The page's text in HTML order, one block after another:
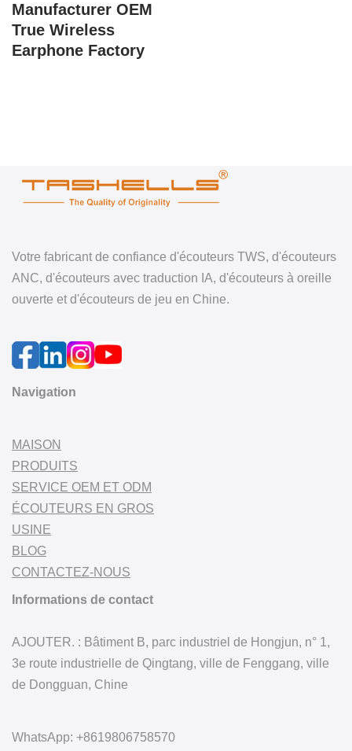
Manufacturer OEM
True Wireless
Earphone Factory
Votre fabricant de confiance d'écouteurs TWS, d'écouteurs
ANC, d'écouteurs avec traduction IA, d'écouteurs à oreille
ouverte et d'écouteurs de jeu en Chine.
Navigation
MAISON
PRODUITS
SERVICE OEM ET ODM
ÉCOUTEURS EN GROS
USINE
BLOG
CONTACTEZ-NOUS
Informations de contact
AJOUTER. : Bâtiment B, parc industriel de Hongjun, n° 1,
3e route industrielle de Qingtang, ville de Fenggang, ville
de Dongguan, Chine
WhatsApp: +8619806758570